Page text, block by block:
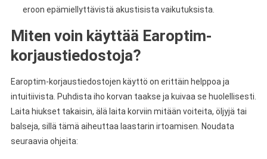
eroon epämiellyttävistä akustisista vaikutuksista.
Miten voin käyttää Earoptim-
korjaustiedostoja?
Earoptim-korjaustiedostojen käyttö on erittäin helppoa ja
intuitiivista. Puhdista iho korvan taakse ja kuivaa se huolellisesti.
Laita hiukset takaisin, älä laita korviin mitään voiteita, öljyjä tai
balseja, sillä tämä aiheuttaa laastarin irtoamisen. Noudata
seuraavia ohjeita: